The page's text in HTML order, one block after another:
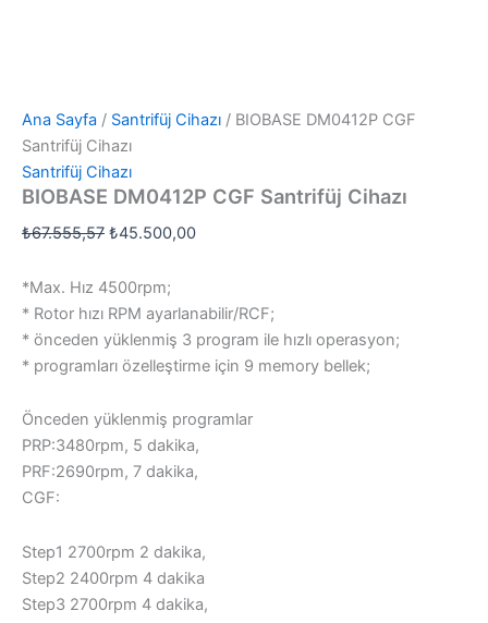
Ana Sayfa / Santrifüj Cihazı / BIOBASE DM0412P CGF
Santrifüj Cihazı
Santrifüj Cihazı
BIOBASE DM0412P CGF Santrifüj Cihazı
₺67.555,57 Orijinal
₺67.555,57.
₺45.500,00Şu
₺45.500,00.
*Max. Hız 4500rpm;
* Rotor hızı RPM ayarlanabilir/RCF;
* önceden yüklenmiş 3 program ile hızlı operasyon;
* programları özelleştirme için 9 memory bellek;
Önceden yüklenmiş programlar
PRP:3480rpm, 5 dakika,
PRF:2690rpm, 7 dakika,
CGF:
Step1 2700rpm 2 dakika,
Step2 2400rpm 4 dakika
Step3 2700rpm 4 dakika,